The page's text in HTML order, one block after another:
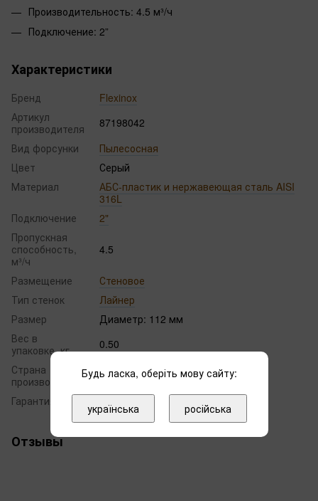
Производительность: 4.5 м³/ч
Подключение: 2”
Характеристики
Бренд
Flexinox
Артикул
производителя
87198042
Вид форсунки
Пылесосная
Цвет
Серый
Материал
АБС-пластик и нержавеющая сталь AISI
316L
Подключение
2"
Пропускная
способность,
м³/ч
4.5
Размещение
Стеновое
Тип стенок
Лайнер
Размер
Диаметр: 112 мм
Вес в
упаковке, кг
0.50
Страна
производитель
Испания
Гарантия
12 месяцев
Отзывы
Будь ласка, оберіть мову сайту:
українська російська